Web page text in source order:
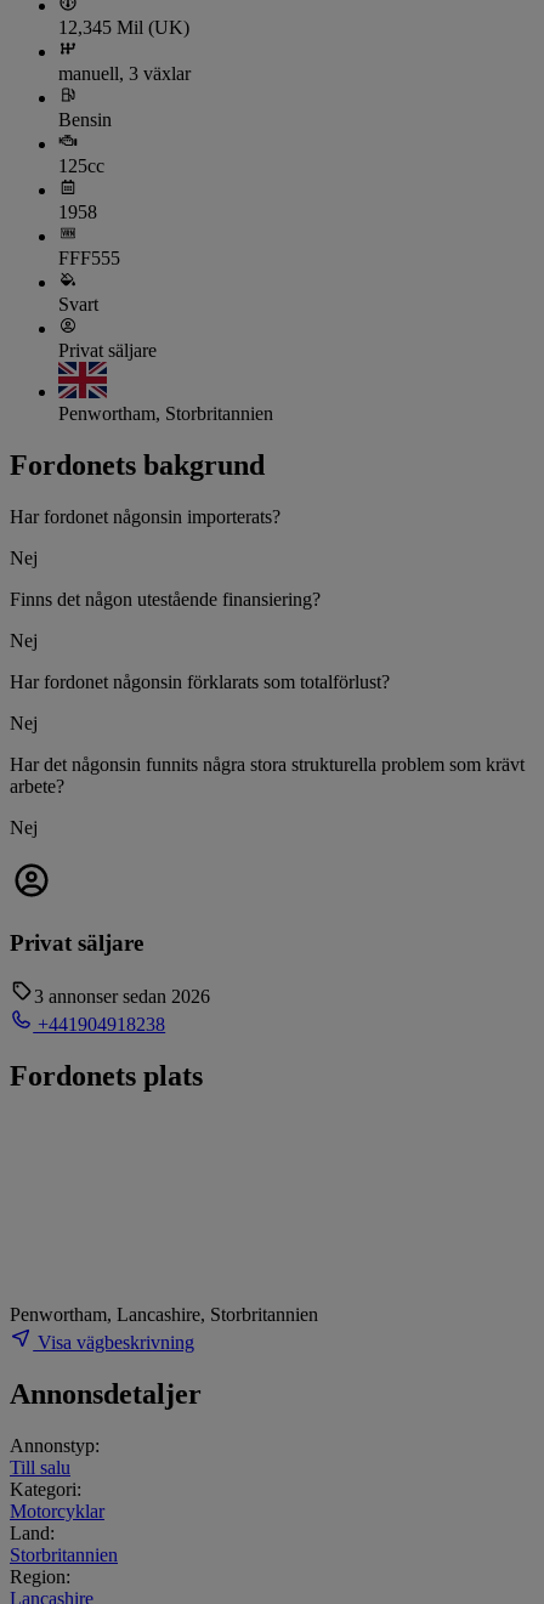
12,345 Mil (UK)
manuell, 3 växlar
Bensin
125cc
1958
FFF555
Svart
Privat säljare
Penwortham, Storbritannien
Fordonets bakgrund
Har fordonet någonsin importerats?
Nej
Finns det någon utestående finansiering?
Nej
Har fordonet någonsin förklarats som totalförlust?
Nej
Har det någonsin funnits några stora strukturella problem som krävt
arbete?
Nej
Privat säljare
3 annonser sedan 2026
+441904918238
Fordonets plats
Penwortham, Lancashire, Storbritannien
Visa vägbeskrivning
Annonsdetaljer
Annonstyp:
Till salu
Kategori:
Motorcyklar
Land:
Storbritannien
Region:
Lancashire